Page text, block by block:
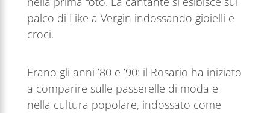
palco di Like a Vergin indossando gioielli e
croci.
Erano gli anni ’80 e ’90: il Rosario ha iniziato
a comparire sulle passerelle di moda e
nella cultura popolare, indossato come